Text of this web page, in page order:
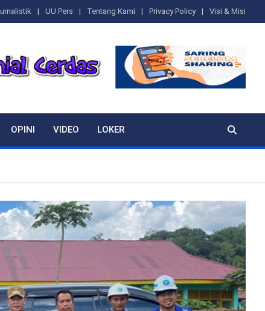
UU Pers Tentang Kami Privacy Policy Visi & Misi
OPINI VIDEO LOKER